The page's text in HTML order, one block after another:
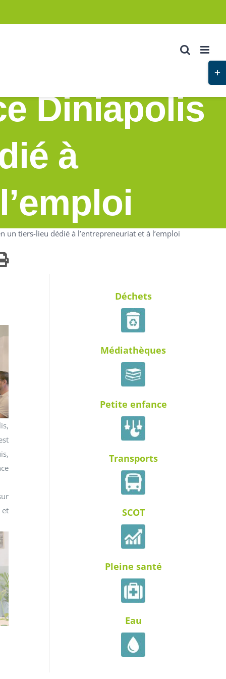
Diniapolis
à
un tiers-lieu dédié à l’entrepreneuriat et à l’emploi
et
Déchets
Médiathèques
Petite enfance
Transports
SCOT
Pleine santé
Eau
de
la